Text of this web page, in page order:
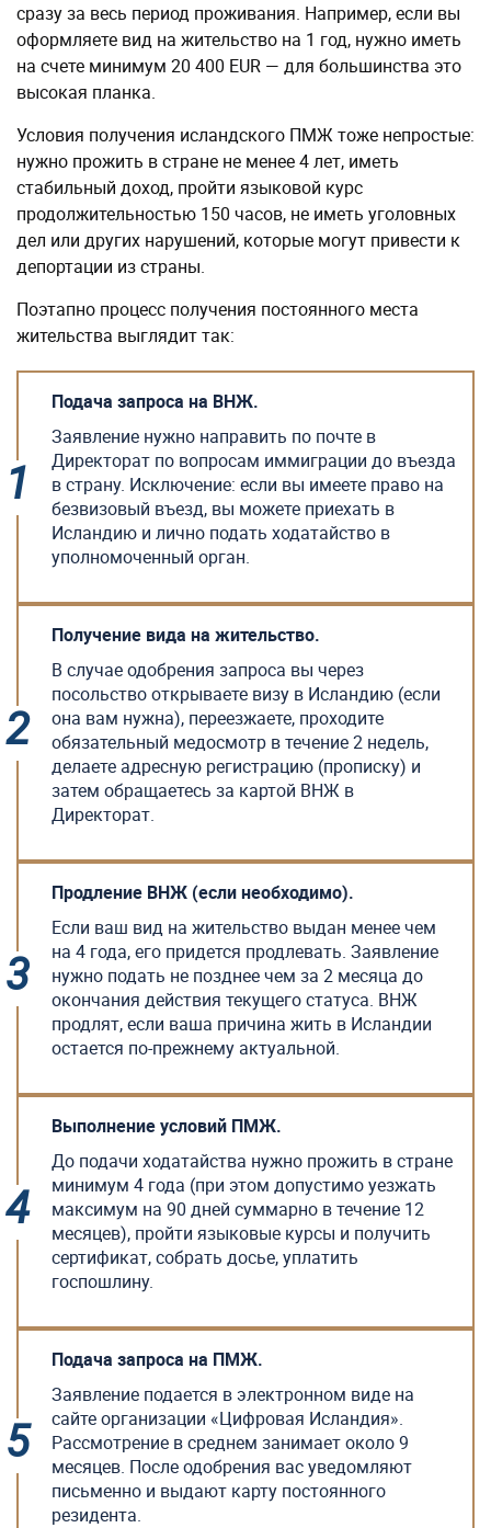
сразу за весь период проживания. Например, если вы
оформляете вид на жительство на 1 год, нужно иметь
на счете минимум 20 400 EUR — для большинства это
высокая планка.
Условия получения исландского ПМЖ тоже непростые:
нужно прожить в стране не менее 4 лет, иметь
стабильный доход, пройти языковой курс
продолжительностью 150 часов, не иметь уголовных
дел или других нарушений, которые могут привести к
депортации из страны.
Поэтапно процесс получения постоянного места
жительства выглядит так:
Подача запроса на ВНЖ.
Заявление нужно направить по почте в
Директорат по вопросам иммиграции до въезда
в страну. Исключение: если вы имеете право на
безвизовый въезд, вы можете приехать в
Исландию и лично подать ходатайство в
уполномоченный орган.
Получение вида на жительство.
В случае одобрения запроса вы через
посольство открываете визу в Исландию (если
она вам нужна), переезжаете, проходите
обязательный медосмотр в течение 2 недель,
делаете адресную регистрацию (прописку) и
затем обращаетесь за картой ВНЖ в
Директорат.
Продление ВНЖ (если необходимо).
Если ваш вид на жительство выдан менее чем
на 4 года, его придется продлевать. Заявление
нужно подать не позднее чем за 2 месяца до
окончания действия текущего статуса. ВНЖ
продлят, если ваша причина жить в Исландии
остается по-прежнему актуальной.
Выполнение условий ПМЖ.
До подачи ходатайства нужно прожить в стране
минимум 4 года (при этом допустимо уезжать
максимум на 90 дней суммарно в течение 12
месяцев), пройти языковые курсы и получить
сертификат, собрать досье, уплатить
госпошлину.
Подача запроса на ПМЖ.
Заявление подается в электронном виде на
сайте организации «Цифровая Исландия».
Рассмотрение в среднем занимает около 9
месяцев. После одобрения вас уведомляют
письменно и выдают карту постоянного
резидента.